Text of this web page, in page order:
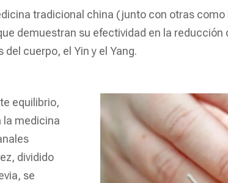
tradicional china (junto con otras
demuestran su efectividad en la reducción
cuerpo, el Yin y el Yang.
equilibrio,
la medicina
dividido
se